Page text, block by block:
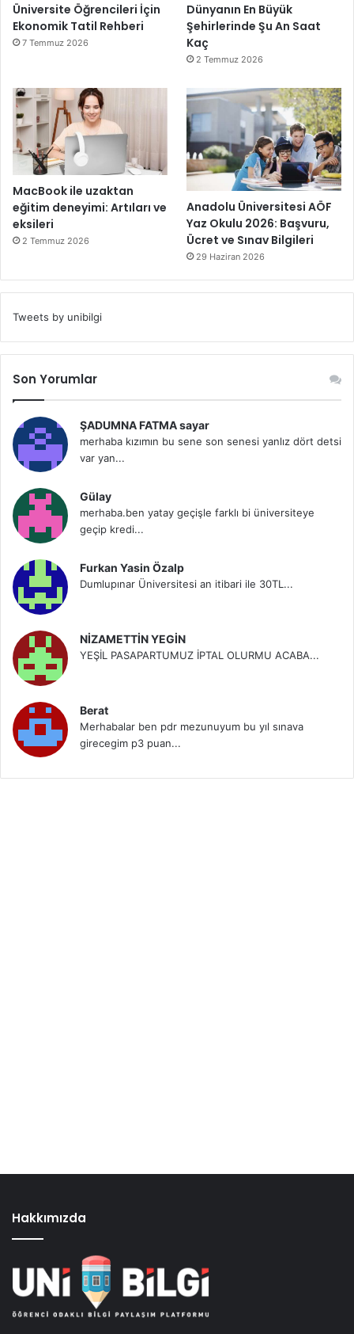
Üniversite Öğrencileri İçin
Ekonomik Tatil Rehberi
7 Temmuz 2026
Dünyanın En Büyük
Şehirlerinde Şu An Saat
Kaç
2 Temmuz 2026
MacBook ile uzaktan
eğitim deneyimi: Artıları ve
eksileri
2 Temmuz 2026
Anadolu Üniversitesi AÖF
Yaz Okulu 2026: Başvuru,
Ücret ve Sınav Bilgileri
29 Haziran 2026
Tweets by unibilgi
Son Yorumlar
ŞADUMNA FATMA sayar
merhaba kızımın bu sene son senesi yanlız dört detsi
var yan...
Gülay
merhaba.ben yatay geçişle farklı bi üniversiteye
geçip kredi...
Furkan Yasin Özalp
Dumlupınar Üniversitesi an itibari ile 30TL...
NİZAMETTİN YEGİN
YEŞİL PASAPARTUMUZ İPTAL OLURMU ACABA...
Berat
Merhabalar ben pdr mezunuyum bu yıl sınava
girecegim p3 puan...
Hakkımızda